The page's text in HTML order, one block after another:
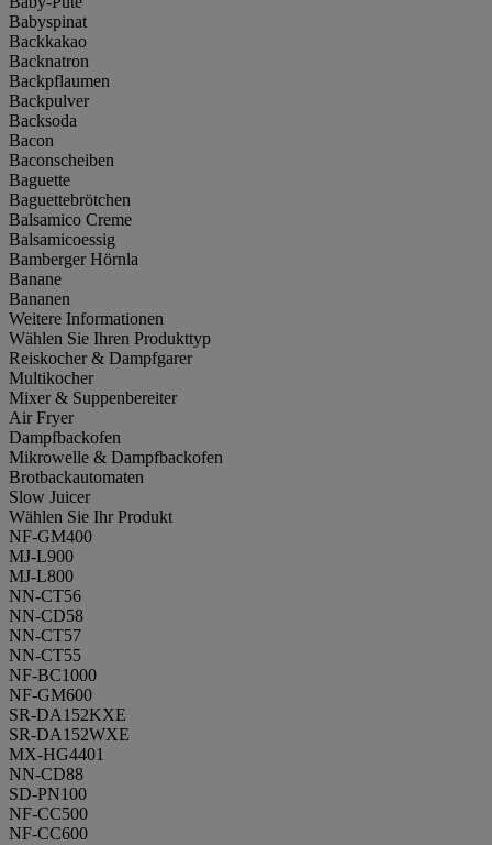
Babyspinat
Backkakao
Backnatron
Backpflaumen
Backpulver
Backsoda
Bacon
Baconscheiben
Baguette
Baguettebrötchen
Balsamico Creme
Balsamicoessig
Bamberger Hörnla
Banane
Bananen
Weitere Informationen
Wählen Sie Ihren Produkttyp
Reiskocher & Dampfgarer
Multikocher
Mixer & Suppenbereiter
Air Fryer
Dampfbackofen
Mikrowelle & Dampfbackofen
Brotbackautomaten
Slow Juicer
Wählen Sie Ihr Produkt
NF-GM400
MJ-L900
MJ-L800
NN-CT56
NN-CD58
NN-CT57
NN-CT55
NF-BC1000
NF-GM600
SR-DA152KXE
SR-DA152WXE
MX-HG4401
NN-CD88
SD-PN100
NF-CC500
NF-CC600